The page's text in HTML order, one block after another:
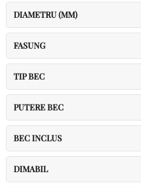
DIAMETRU (MM)
FASUNG
TIP BEC
PUTERE BEC
BEC INCLUS
DIMABIL